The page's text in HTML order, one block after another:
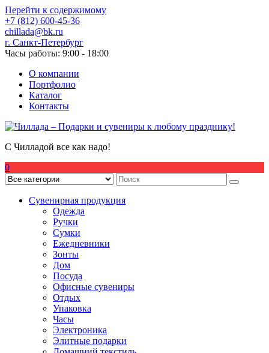
Перейти к содержимому
+7 (812) 600-45-36
chillada@bk.ru
г. Санкт-Петербург
Часы работы: 9:00 - 18:00
О компании
Портфолио
Каталог
Контакты
С Чилладой все как надо!
0
Сувенирная продукция
Одежда
Ручки
Сумки
Ежедневники
Зонты
Дом
Посуда
Офисные сувениры
Отдых
Упаковка
Часы
Электроника
Элитные подарки